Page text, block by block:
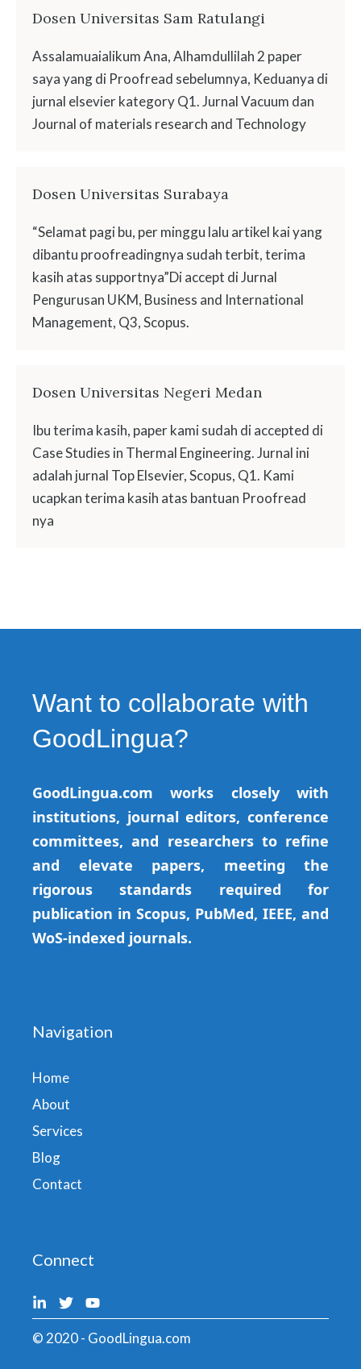
Dosen Universitas Sam Ratulangi
Assalamuaialikum Ana, Alhamdullilah 2 paper
saya yang di Proofread sebelumnya, Keduanya di
jurnal elsevier kategory Q1. Jurnal Vacuum dan
Journal of materials research and Technology
Dosen Universitas Surabaya
“Selamat pagi bu, per minggu lalu artikel kai yang
dibantu proofreadingnya sudah terbit, terima
kasih atas supportnya”Di accept di Jurnal
Pengurusan UKM, Business and International
Management, Q3, Scopus.
Dosen Universitas Negeri Medan
Ibu terima kasih, paper kami sudah di accepted di
Case Studies in Thermal Engineering. Jurnal ini
adalah jurnal Top Elsevier, Scopus, Q1. Kami
ucapkan terima kasih atas bantuan Proofread
nya
Want to collaborate with
GoodLingua?
GoodLingua.com works closely with
institutions, journal editors, conference
committees, and researchers to refine
and elevate papers, meeting the
rigorous standards required for
publication in Scopus, PubMed, IEEE, and
WoS-indexed journals.
Navigation
Home
About
Services
Blog
Contact
Connect
© 2020 - GoodLingua.com